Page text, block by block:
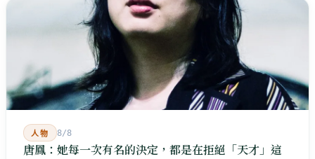
人物 8/8
唐鳳：她每一次有名的決定，都是在拒絕「天才」這